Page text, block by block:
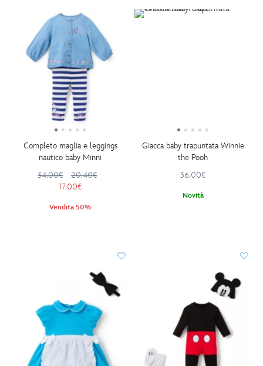
Completo maglia e leggings
nautico baby Minni
34.00€
20.40€
17.00€
Vendita 50%
Giacca baby trapuntata Winnie
the Pooh
36.00€
Novità